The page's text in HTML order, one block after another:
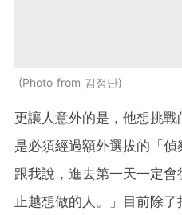
Photo from 김정난
更讓人意外的是，他想挑
是必須經過額外選拔的「
跟我說，進去第一天一定
止越想做的人。」目前除